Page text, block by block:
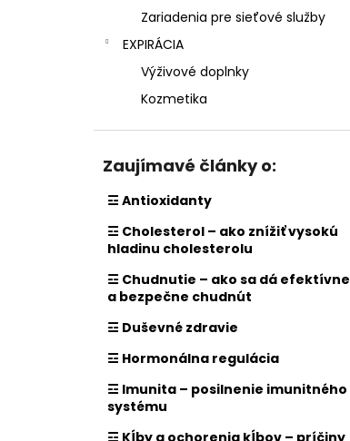
Zariadenia pre sieťové služby
EXPIRÁCIA
Výživové doplnky
Kozmetika
Zaujímavé články o:
☲ Antioxidanty
☲ Cholesterol – ako znížiť vysokú
hladinu cholesterolu
☲ Chudnutie – ako sa dá efektívne
a bezpečne chudnút
☲ Duševné zdravie
☲ Hormonálna regulácia
☲ Imunita – posilnenie imunitného
systému
☲ Kĺby a ochorenia kĺbov – príčiny